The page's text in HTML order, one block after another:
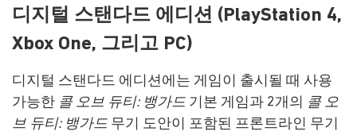
디지털 스탠다드 에디션 (PlayStation 4,
Xbox One, 그리고 PC)
디지털 스탠다드 에디션에는 게임이 출시될 때 사용
가능한 콜 오브 듀티: 뱅가드 기본 게임과 2개의 콜 오
브 듀티: 뱅가드 무기 도안이 포함된 프론트라인 무기